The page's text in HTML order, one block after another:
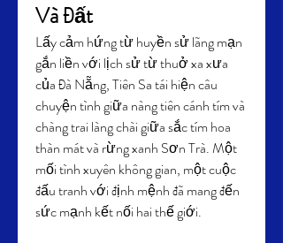
Và Đất
Lấy cảm hứng từ huyền sử lãng mạn
gắn liền với lịch sử từ thuở xa xưa
của Đà Nẵng, Tiên Sa tái hiện câu
chuyện tình giữa nàng tiên cánh tím và
chàng trai làng chài giữa sắc tím hoa
thàn mát và rừng xanh Sơn Trà. Một
mối tình xuyên không gian, một cuộc
đấu tranh với định mệnh đã mang đến
sức mạnh kết nối hai thế giới.